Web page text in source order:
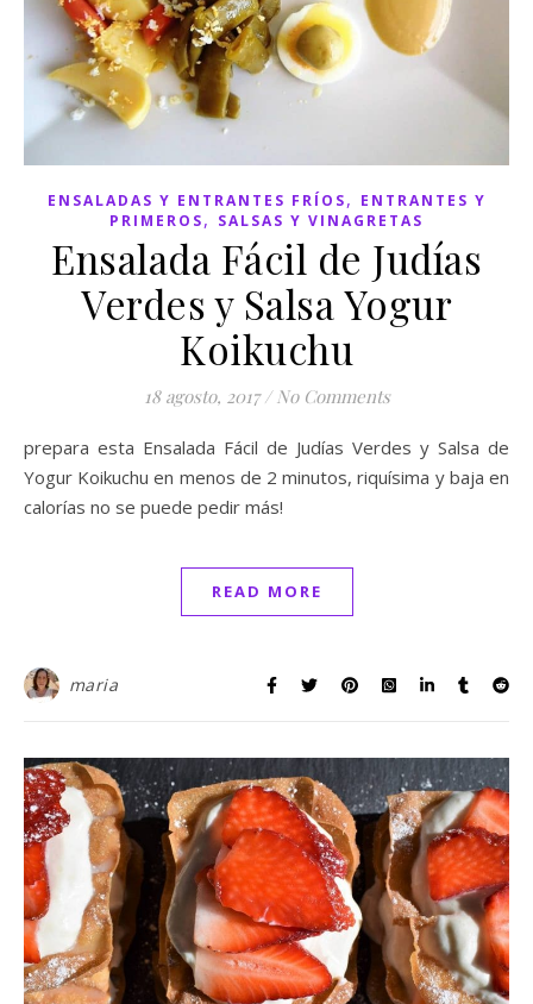
ENSALADAS Y ENTRANTES FRÍOS, ENTRANTES Y
PRIMEROS, SALSAS Y VINAGRETAS
Ensalada Fácil de Judías
Verdes y Salsa Yogur
Koikuchu
18 agosto, 2017 / No Comments
prepara esta Ensalada Fácil de Judías Verdes y Salsa de
Yogur Koikuchu en menos de 2 minutos, riquísima y baja en
calorías no se puede pedir más!
READ MORE
maria